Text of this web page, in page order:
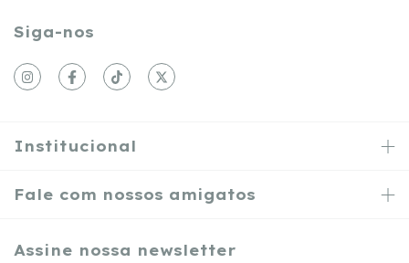
Siga-nos
Institucional
Fale com nossos amigatos
Assine nossa newsletter